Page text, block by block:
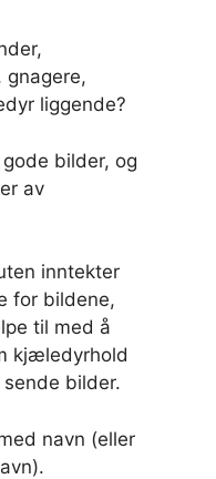
gnagere,
liggende?
bilder, og
av
inntekter
for bildene,
til med å
kjæledyrhold
bilder.
navn (eller